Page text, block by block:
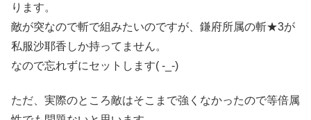
ります。
敵が突なので斬で組みたいのですが、鎌府所属の斬★3が
私服沙耶香しか持ってません。
なので忘れずにセットします( -_-)
ただ、実際のところ敵はそこまで強くなかったので等倍属